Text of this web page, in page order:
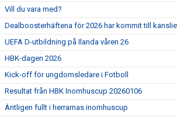
Vill du vara med?
Dealboosterhäftena för 2026 har kommit till
UEFA D-utbildning på Ilanda våren 26
HBK-dagen 2026
Kick-off för ungdomsledare i Fotboll
Resultat från HBK Inomhuscup 20260106
Äntligen fullt i herrarnas inomhuscup